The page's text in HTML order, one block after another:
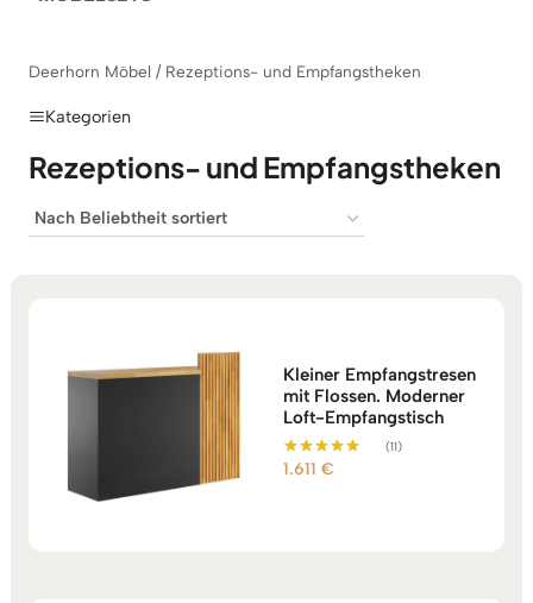
Deerhorn Möbel / Rezeptions- und Empfangstheken
Kategorien
Rezeptions- und Empfangstheken
Kleiner Empfangstresen
mit Flossen. Moderner
Loft-Empfangstisch
Bewertet mit
(11)
1.611€